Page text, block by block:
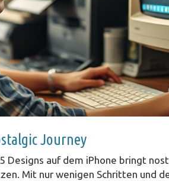
Journey
Designs auf dem iPhone bringt
Mit nur wenigen Schritten und